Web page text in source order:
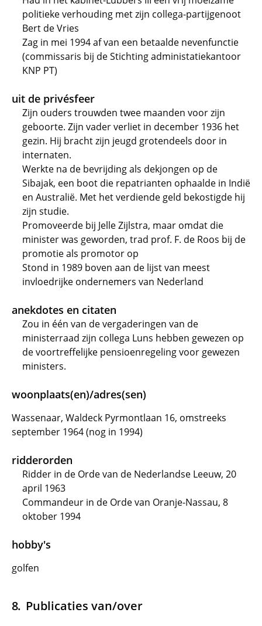
politieke verhouding met zijn collega-partijgenoot
Bert de Vries
Zag in mei 1994 af van een betaalde nevenfunctie
(commissaris bij de Stichting administatiekantoor
KNP PT)
uit de privésfeer
Zijn ouders trouwden twee maanden voor zijn
geboorte. Zijn vader verliet in december 1936 het
gezin. Hij bracht zijn jeugd grotendeels door in
internaten.
Werkte na de bevrijding als dekjongen op de
Sibajak, een boot die repatrianten ophaalde in Indië
en Australië. Met het verdiende geld bekostigde hij
zijn studie.
Promoveerde bij Jelle Zijlstra, maar omdat die
minister was geworden, trad prof. F. de Roos bij de
promotie als promotor op
Stond in 1989 boven aan de lijst van meest
invloedrijke ondernemers van Nederland
anekdotes en citaten
Zou in één van de vergaderingen van de
ministerraad zijn collega Luns hebben gewezen op
de voortreffelijke pensioenregeling voor gewezen
ministers.
woonplaats(en)/adres(sen)
Wassenaar, Waldeck Pyrmontlaan 16, omstreeks
september 1964 (nog in 1994)
ridderorden
Ridder in de Orde van de Nederlandse Leeuw, 20
april 1963
Commandeur in de Orde van Oranje-Nassau, 8
oktober 1994
hobby's
golfen
Publicaties van/over